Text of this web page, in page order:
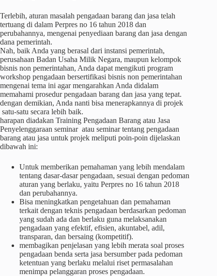
Terlebih, aturan masalah pengadaan barang dan jasa telah
tertuang di dalam Perpres no 16 tahun 2018 dan
perubahannya, mengenai penyediaan barang dan jasa dengan
dana pemerintah.
Nah, baik Anda yang berasal dari instansi pemerintah,
perusahaan Badan Usaha Milik Negara, maupun kelompok
bisnis non pemerintahan, Anda dapat mengikuti program
workshop pengadaan bersertifikasi bisnis non pemerintahan
mengenai tema ini agar mengarahkan Anda didalam
memahami prosedur pengadaan barang dan jasa yang tepat.
dengan demikian, Anda nanti bisa menerapkannya di projek
satu-satu secara lebih baik.
harapan diadakan Training Pengadaan Barang atau Jasa
Penyelenggaraan seminar atau seminar tentang pengadaan
barang atau jasa untuk projek meliputi poin-poin dijelaskan
dibawah ini:
Untuk memberikan pemahaman yang lebih mendalam
tentang dasar-dasar pengadaan, sesuai dengan pedoman
aturan yang berlaku, yaitu Perpres no 16 tahun 2018
dan perubahannya.
Bisa meningkatkan pengetahuan dan pemahaman
terkait dengan teknis pengadaan berdasarkan pedoman
yang sudah ada dan berlaku guna melaksanakan
pengadaan yang efektif, efisien, akuntabel, adil,
transparan, dan bersaing (kompetitif).
membagikan penjelasan yang lebih merata soal proses
pengadaan benda serta jasa bersumber pada pedoman
ketentuan yang berlaku melalui riset permasalahan
menimpa pelanggaran proses pengadaan.